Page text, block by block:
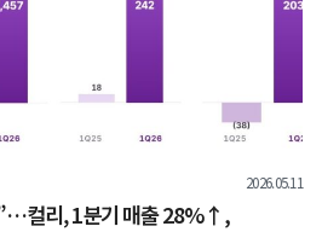
2026.05.11
컬리, 1분기 매출 28%↑,